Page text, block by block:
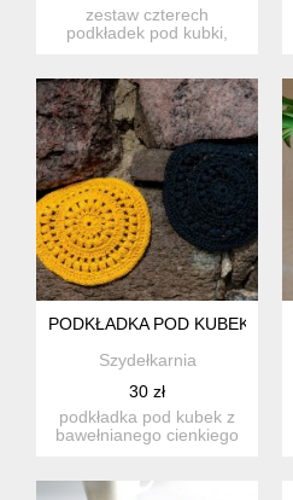
zestaw czterech
podkładek pod kubki,
PODKŁADKA POD KUBEK
Szydełkarnia
30 zł
podkładka pod kubek z
bawełnianego cienkiego